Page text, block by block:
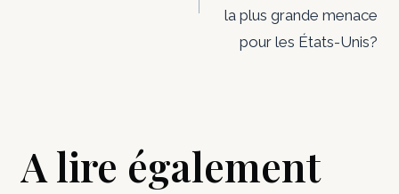
la plus grande menace
pour les États-Unis?
A lire également